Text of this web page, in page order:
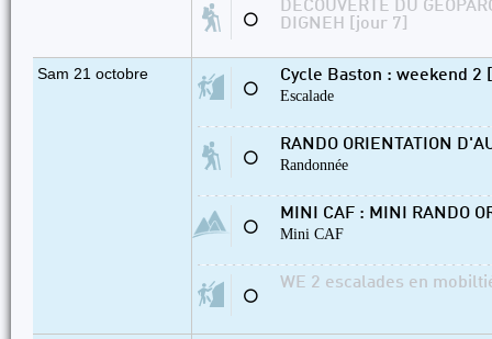
⚪
DECOUVERTE DU
DIGNEH [jour 7]
Sam 21 octobre
⚪
Cycle Baston : weekend 2
Escalade
⚪
RANDO ORIENTATION
Randonnée
⚪
MINI CAF : MINI RANDO
Mini CAF
⚪
WE 2 escalades en